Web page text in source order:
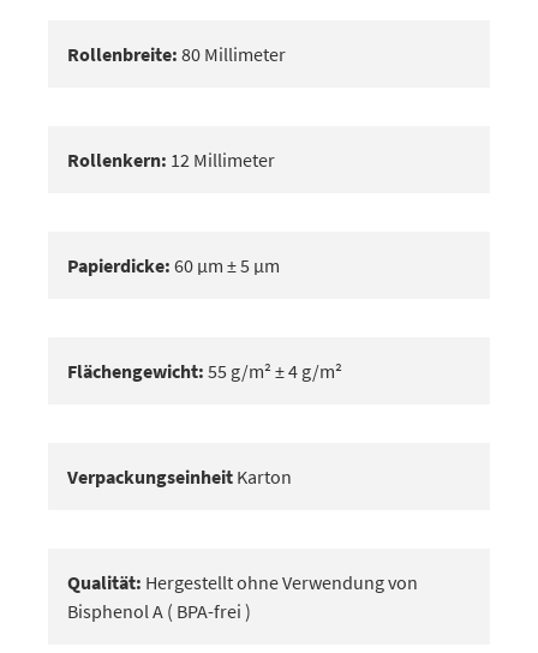
Rollenbreite: 80 Millimeter
Rollenkern: 12 Millimeter
Papierdicke: 60 μm ± 5 μm
Flächengewicht: 55 g/m² ± 4 g/m²
Verpackungseinheit Karton
Qualität: Hergestellt ohne Verwendung von
Bisphenol A ( BPA-frei )